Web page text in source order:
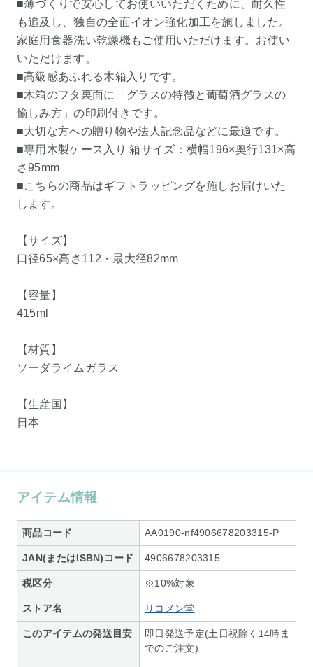
■薄づくりで安心してお使いいただくために、耐久性
も追及し、独自の全面イオン強化加工を施しました。
家庭用食器洗い乾燥機もご使用いただけます。お使い
いただけます。
■高級感あふれる木箱入りです。
■木箱のフタ裏面に「グラスの特徴と葡萄酒グラスの
愉しみ方」の印刷付きです。
■大切な方への贈り物や法人記念品などに最適です。
■専用木製ケース入り 箱サイズ：横幅196×奥行131×高
さ95mm
■こちらの商品はギフトラッピングを施しお届けいた
します。
【サイズ】
口径65×高さ112・最大径82mm
【容量】
415ml
【材質】
ソーダライムガラス
【生産国】
日本
アイテム情報
商品コード AA0190-nf4906678203315-P
JAN(またはISBN)コード 4906678203315
税区分 ※10%対象
ストア名 リコメン堂
このアイテムの発送目安
即日発送予定(土日祝除く14時ま
でのご注文)